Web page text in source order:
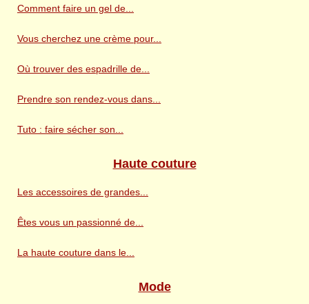
Comment faire un gel de...
Vous cherchez une crème pour...
Où trouver des espadrille de...
Prendre son rendez-vous dans...
Tuto : faire sécher son...
Haute couture
Les accessoires de grandes...
Êtes vous un passionné de...
La haute couture dans le...
Mode